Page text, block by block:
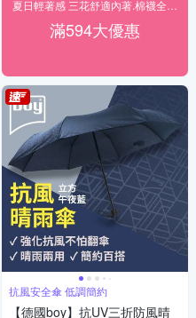
滿594大優惠
抗風安全傘 低調簡約
【德國boy】抗UV三折防風晴